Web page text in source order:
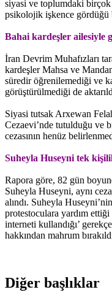
siyasi ve toplumdaki birçok
psikolojik işkence
Bahai kardeşler ailesiyle
İran Devrim Muhafızları
kardeşler Mahsa ve
süredir öğrenilemediği ve
görüştürülmediği de
Siyasi tutsak Arxewan
Cezaevi’nde tutulduğu ve
cezasının henüz
Suheyla Huseyni tek
Rapora göre, 82 gün
Suheyla Huseyni, aynı
alındı. Suheyla
protestoculara yardım
interneti kullandığı’
hakkından mahrum
Diğer başlıklar